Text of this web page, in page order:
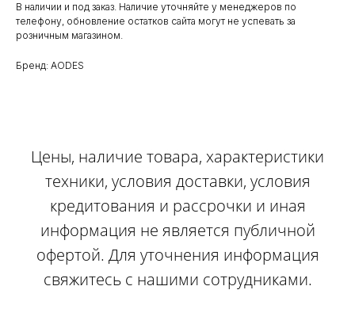
В наличии и под заказ. Наличие уточняйте у менеджеров по
телефону, обновление остатков сайта могут не успевать за
розничным магазином.
Бренд: AODES
Цены, наличие товара, характеристики
техники, условия доставки, условия
кредитования и рассрочки и иная
информация не является публичной
офертой. Для уточнения информация
свяжитесь с нашими сотрудниками.